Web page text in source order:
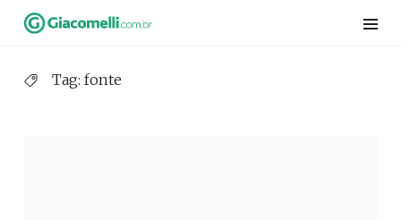
Skip
Tag: fonte